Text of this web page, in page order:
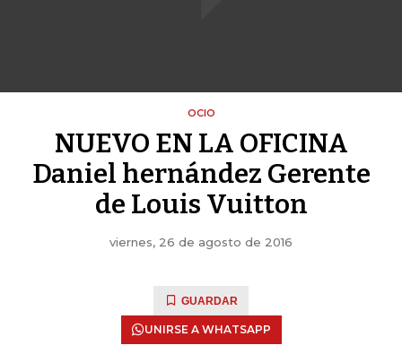
OCIO
NUEVO EN LA OFICINA
Daniel hernández Gerente
de Louis Vuitton
viernes, 26 de agosto de 2016
GUARDAR
UNIRSE A WHATSAPP